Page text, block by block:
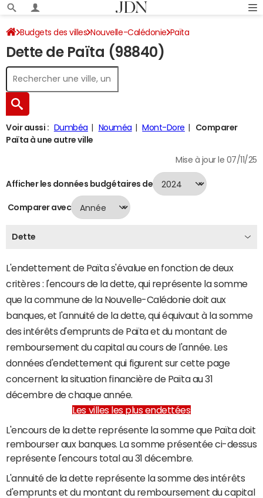
Budgets des villes Nouvelle-Calédonie Païta
Dette au 31/12/2024
Dette de Païta (98840)
Voir aussi : Dumbéa Nouméa Mont-Dore
Comparer
Païta à une autre ville
Mise à jour le 07/11/25
Afficher les données budgétaires de
Comparer avec
Dette
L'endettement de Païta s'évalue en fonction de deux
critères : l'encours de la dette, qui représente la somme
que la commune de la Nouvelle-Calédonie doit aux
banques, et l'annuité de la dette, qui équivaut à la somme
des intérêts d'emprunts de Païta et du montant de
remboursement du capital au cours de l'année. Les
données d'endettement qui figurent sur cette page
concernent la situation financière de Païta au 31
décembre de chaque année.
Les villes les plus endettées
L'encours de la dette représente la somme que Païta doit
rembourser aux banques. La somme présentée ci-dessus
représente l'encours total au 31 décembre.
L'annuité de la dette représente la somme des intérêts
d'emprunts et du montant du remboursement du capital